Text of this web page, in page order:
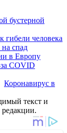
бустерной
человека
спад
в Европу
COVID
Коронавирус в
текст и